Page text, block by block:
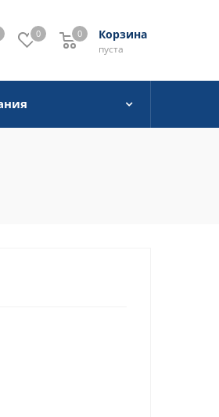
0 Корзина
0
пуста
0